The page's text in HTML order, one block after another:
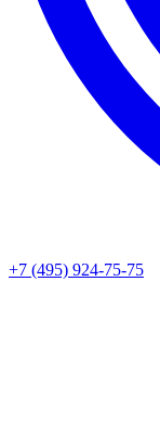
+7 (495) 924-75-75